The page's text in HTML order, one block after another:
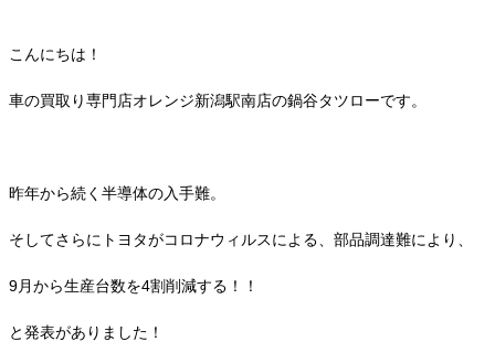
こんにちは！
車の買取り専門店オレンジ新潟駅南店の鍋谷タツローです。
昨年から続く半導体の入手難。
そしてさらにトヨタがコロナウィルスによる、部品調達難により、
9月から生産台数を4割削減する！！
と発表がありました！